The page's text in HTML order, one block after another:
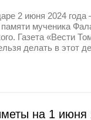
2 июня 2024
мученика
Газета «Вести
делать в этот
на 1 июня